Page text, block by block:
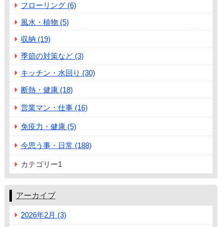
フローリング (6)
風水・植物 (5)
収納 (19)
季節の対策など (3)
キッチン・水回り (30)
断熱・健康 (18)
営業マン・仕事 (16)
免疫力・健康 (5)
今思う事・日常 (188)
カテゴリー1
アーカイブ
2026年2月 (3)